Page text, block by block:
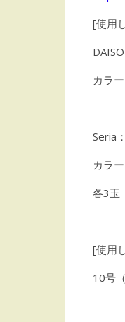
[使用
カラ
Seria
カラ
各3玉
[使用
10号